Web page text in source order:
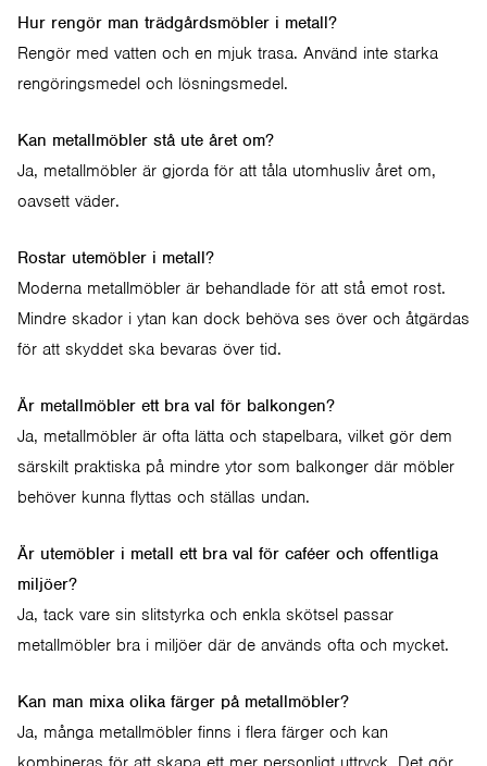
Hur rengör man trädgårdsmöbler i metall?
Rengör med vatten och en mjuk trasa. Använd inte starka
rengöringsmedel och lösningsmedel.
Kan metallmöbler stå ute året om?
Ja, metallmöbler är gjorda för att tåla utomhusliv året om,
oavsett väder.
Rostar utemöbler i metall?
Moderna metallmöbler är behandlade för att stå emot rost.
Mindre skador i ytan kan dock behöva ses över och åtgärdas
för att skyddet ska bevaras över tid.
Är metallmöbler ett bra val för balkongen?
Ja, metallmöbler är ofta lätta och stapelbara, vilket gör dem
särskilt praktiska på mindre ytor som balkonger där möbler
behöver kunna flyttas och ställas undan.
Är utemöbler i metall ett bra val för caféer och offentliga
miljöer?
Ja, tack vare sin slitstyrka och enkla skötsel passar
metallmöbler bra i miljöer där de används ofta och mycket.
Kan man mixa olika färger på metallmöbler?
Ja, många metallmöbler finns i flera färger och kan